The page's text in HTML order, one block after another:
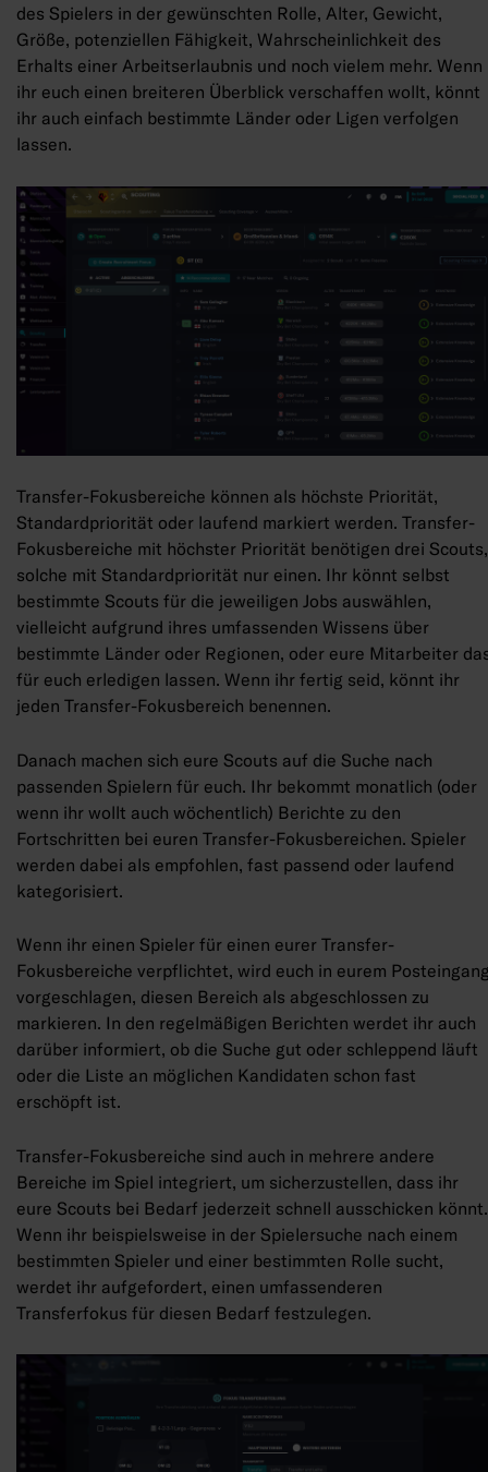
des Spielers in der gewünschten Rolle, Alter, Gewicht,
Größe, potenziellen Fähigkeit, Wahrscheinlichkeit des
Erhalts einer Arbeitserlaubnis und noch vielem mehr. Wenn
ihr euch einen breiteren Überblick verschaffen wollt, könnt
ihr auch einfach bestimmte Länder oder Ligen verfolgen
lassen.
Transfer-Fokusbereiche können als höchste Priorität,
Standardpriorität oder laufend markiert werden. Transfer-
Fokusbereiche mit höchster Priorität benötigen drei Scouts,
solche mit Standardpriorität nur einen. Ihr könnt selbst
bestimmte Scouts für die jeweiligen Jobs auswählen,
vielleicht aufgrund ihres umfassenden Wissens über
bestimmte Länder oder Regionen, oder eure Mitarbeiter
für euch erledigen lassen. Wenn ihr fertig seid, könnt ihr
jeden Transfer-Fokusbereich benennen.
Danach machen sich eure Scouts auf die Suche nach
passenden Spielern für euch. Ihr bekommt monatlich (oder
wenn ihr wollt auch wöchentlich) Berichte zu den
Fortschritten bei euren Transfer-Fokusbereichen. Spieler
werden dabei als empfohlen, fast passend oder laufend
kategorisiert.
Wenn ihr einen Spieler für einen eurer Transfer-
Fokusbereiche verpflichtet, wird euch in eurem
vorgeschlagen, diesen Bereich als abgeschlossen zu
markieren. In den regelmäßigen Berichten werdet ihr auch
darüber informiert, ob die Suche gut oder schleppend läuft
oder die Liste an möglichen Kandidaten schon fast
erschöpft ist.
Transfer-Fokusbereiche sind auch in mehrere andere
Bereiche im Spiel integriert, um sicherzustellen, dass ihr
eure Scouts bei Bedarf jederzeit schnell ausschicken könnt.
Wenn ihr beispielsweise in der Spielersuche nach einem
bestimmten Spieler und einer bestimmten Rolle sucht,
werdet ihr aufgefordert, einen umfassenderen
Transferfokus für diesen Bedarf festzulegen.